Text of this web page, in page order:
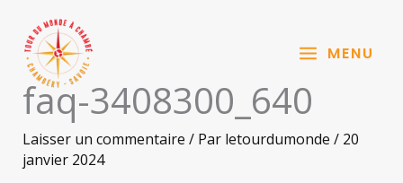
contenu
MENU
faq-3408300_640
Laisser un commentaire / Par letourdumonde / 20
janvier 2024